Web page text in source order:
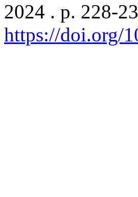
2024 . p. 228-
https://doi.org/